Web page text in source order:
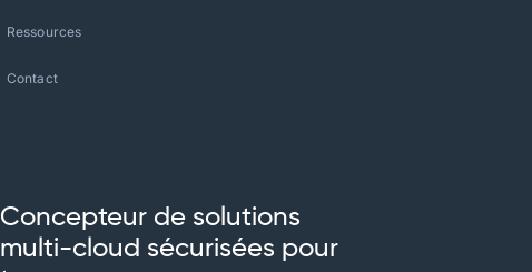
Ressources
Contact
Concepteur de solutions
multi-cloud sécurisées pour